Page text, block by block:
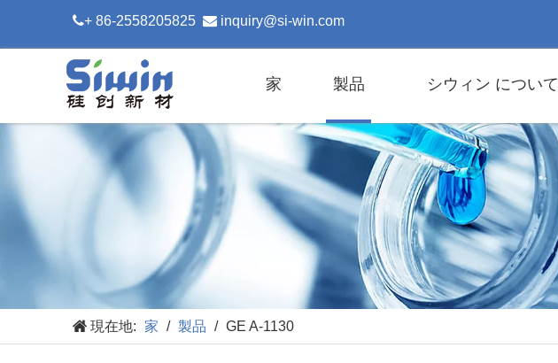
+ 86-2558205825  inquiry@si-win.com
家 製品 シウィン について
現在地: 家 / 製品 / GE A-1130